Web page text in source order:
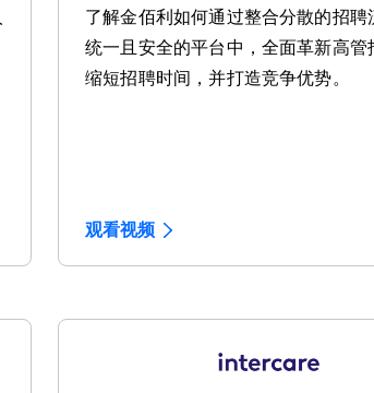
了解金佰利如何通过整合分散的招聘
统一且安全的平台中，全面革新高管
缩短招聘时间，并打造竞争优势。
观看视频